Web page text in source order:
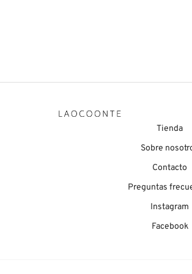
Tienda
Sobre
Contacto
Preguntas
Instagram
Facebook